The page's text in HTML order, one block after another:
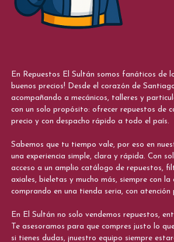
En Repuestos El Sultán somos fanáticos de
buenos precios! Desde el corazón de
acompañando a mecánicos, talleres y
con un solo propósito: ofrecer repuestos de
precio y con despacho rápido a todo el país.
Sabemos que tu tiempo vale, por eso en
una experiencia simple, clara y rápida. Con
acceso a un amplio catálogo de repuestos,
axiales, bieletas y mucho más, siempre con
comprando en una tienda seria, con atención
En El Sultán no solo vendemos repuestos,
Te asesoramos para que compres justo lo
si tienes dudas, ¡nuestro equipo siempre